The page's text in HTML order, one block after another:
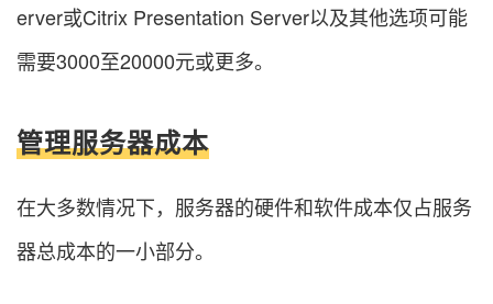
erver或Citrix Presentation Server以及其他选项可能
需要3000至20000元或更多。
管理服务器成本
在大多数情况下，服务器的硬件和软件成本仅占服务
器总成本的一小部分。